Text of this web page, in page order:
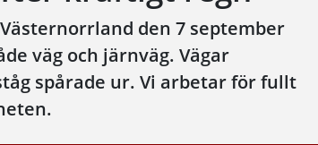
den 7 september
väg och järnväg. Vägar
spårade ur. Vi arbetar för fullt